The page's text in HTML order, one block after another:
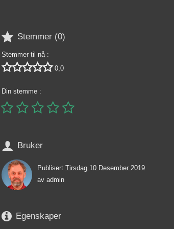
 Stemmer (0)
Stemmer til nå :
 0,0
Din stemme :

 Bruker
Publisert Tirsdag 10 Desember 2019
av admin
 Egenskaper